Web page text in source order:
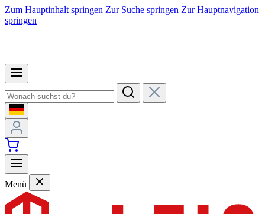
Zum Hauptinhalt springen Zur Suche springen Zur Hauptnavigation
springen
Menü